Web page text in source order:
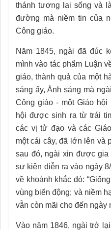
thánh tương lai sống và
đường mà niềm tin của
Công giáo.
Năm 1845, ngài đã đúc
mình vào tác phẩm Luận
giáo, thành quả của một
sáng ấy, Ánh sáng mà
Công giáo - một Giáo
hội được sinh ra từ trái
các vị tử đạo và các
một cái cây, đã lớn lên và
sau đó, ngài xin được gia
sự kiện diễn ra vào ngày
về khoảnh khắc đó:
vùng biển động; và niềm
vẫn còn mãi cho đến ngày
Vào năm 1846, ngài trở